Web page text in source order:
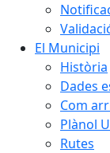
El Municipi
Història
Dades
Com
Plànol
Rutes